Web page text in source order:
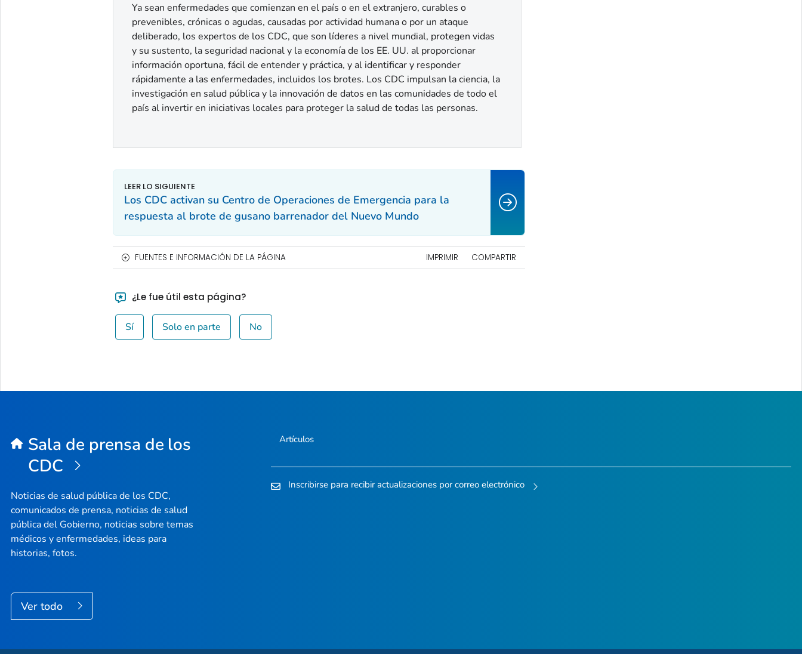
Ya sean enfermedades que comienzan en el país o en el extranjero, curables o
prevenibles, crónicas o agudas, causadas por actividad humana o por un ataque
deliberado, los expertos de los CDC, que son líderes a nivel mundial, protegen vidas
y su sustento, la seguridad nacional y la economía de los EE. UU. al proporcionar
información oportuna, fácil de entender y práctica, y al identificar y responder
rápidamente a las enfermedades, incluidos los brotes. Los CDC impulsan la ciencia, la
investigación en salud pública y la innovación de datos en las comunidades de todo el
país al invertir en iniciativas locales para proteger la salud de todas las personas.
Los CDC activan su Centro de Operaciones de Emergencia para la
respuesta al brote de gusano barrenador del Nuevo Mundo
FUENTES E INFORMACIÓN DE LA PÁGINA IMPRIMIR COMPARTIR
¿Le fue útil esta página?
Sí Solo en parte No
Sala de prensa de los
CDC
Noticias de salud pública de los CDC,
comunicados de prensa, noticias de salud
pública del Gobierno, noticias sobre temas
médicos y enfermedades, ideas para
historias, fotos.
Ver todo
Artículos
Inscribirse para recibir actualizaciones por correo electrónico